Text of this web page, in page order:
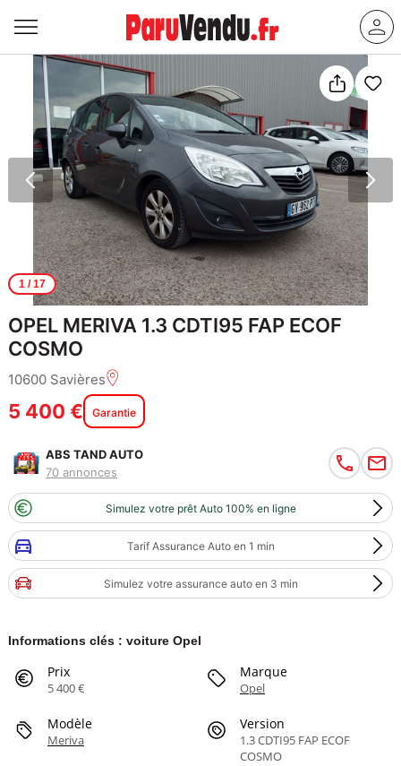
1/ 17
OPEL MERIVA 1.3 CDTI95 FAP ECOF
COSMO
10600 Savières
5 400 € Garantie
ABS TAND AUTO
70 annonces
Simulez votre prêt Auto 100% en ligne
Tarif Assurance Auto en 1 min
Simulez votre assurance auto en 3 min
Informations clés : voiture Opel
Prix
5 400 €
Marque
Opel
Modèle
Meriva
Version
1.3 CDTI95 FAP ECOF
COSMO